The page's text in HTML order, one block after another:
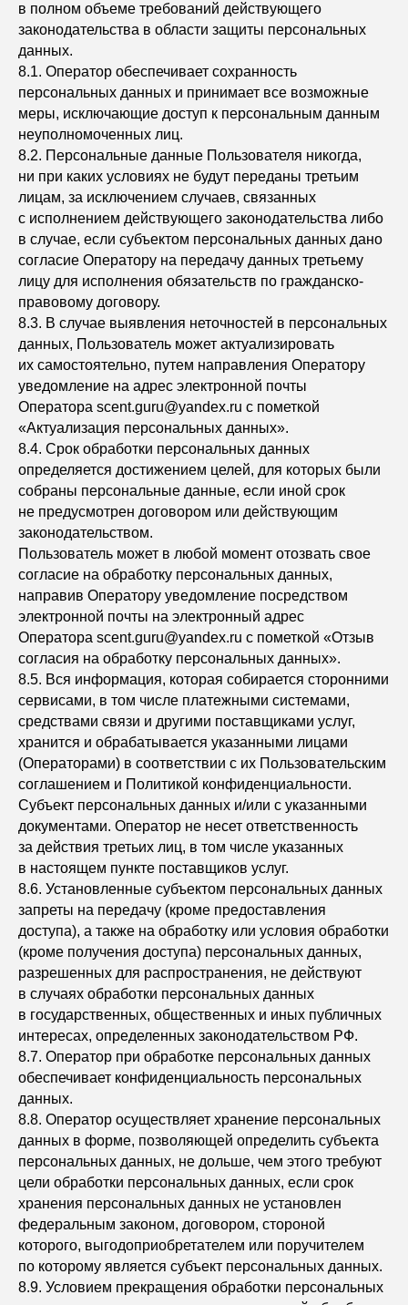
в полном объеме требований действующего
законодательства в области защиты персональных
данных.
8.1. Оператор обеспечивает сохранность
персональных данных и принимает все возможные
меры, исключающие доступ к персональным данным
неуполномоченных лиц.
8.2. Персональные данные Пользователя никогда,
ни при каких условиях не будут переданы третьим
лицам, за исключением случаев, связанных
с исполнением действующего законодательства либо
в случае, если субъектом персональных данных дано
согласие Оператору на передачу данных третьему
лицу для исполнения обязательств по гражданско-
правовому договору.
8.3. В случае выявления неточностей в персональных
данных, Пользователь может актуализировать
их самостоятельно, путем направления Оператору
уведомление на адрес электронной почты
Оператора scent.guru@yandex.ru с пометкой
«Актуализация персональных данных».
8.4. Срок обработки персональных данных
определяется достижением целей, для которых были
собраны персональные данные, если иной срок
не предусмотрен договором или действующим
законодательством.
Пользователь может в любой момент отозвать свое
согласие на обработку персональных данных,
направив Оператору уведомление посредством
электронной почты на электронный адрес
Оператора scent.guru@yandex.ru с пометкой «Отзыв
согласия на обработку персональных данных».
8.5. Вся информация, которая собирается сторонними
сервисами, в том числе платежными системами,
средствами связи и другими поставщиками услуг,
хранится и обрабатывается указанными лицами
(Операторами) в соответствии с их Пользовательским
соглашением и Политикой конфиденциальности.
Субъект персональных данных и/или с указанными
документами. Оператор не несет ответственность
за действия третьих лиц, в том числе указанных
в настоящем пункте поставщиков услуг.
8.6. Установленные субъектом персональных данных
запреты на передачу (кроме предоставления
доступа), а также на обработку или условия обработки
(кроме получения доступа) персональных данных,
разрешенных для распространения, не действуют
в случаях обработки персональных данных
в государственных, общественных и иных публичных
интересах, определенных законодательством РФ.
8.7. Оператор при обработке персональных данных
обеспечивает конфиденциальность персональных
данных.
8.8. Оператор осуществляет хранение персональных
данных в форме, позволяющей определить субъекта
персональных данных, не дольше, чем этого требуют
цели обработки персональных данных, если срок
хранения персональных данных не установлен
федеральным законом, договором, стороной
которого, выгодоприобретателем или поручителем
по которому является субъект персональных данных.
8.9. Условием прекращения обработки персональных
Литовская улица, 10 — Яндекс Карты
Написать нам
Приглашаем к сотрудничеству
Узнайте о наших особых
условиях
для бизнеса.
г. Санкт-Петербург,
ул. Литовская , 10
+7 (931) 954-76-24
Блог
Отзывы
Контакты
Доставка и оплата
О нас
Где купить
Навигация Каталог
Парфюм
Косметика
Пользовательское соглашение
Политика конфиденциальности
Для дома
2025 © All Rights Reserved
Индивидуальный Предприниматель Глушков Валерий Федорович
ИНН организации: 272404651717
ОГРНИП 321272400013685
Сайт запустил MADEON